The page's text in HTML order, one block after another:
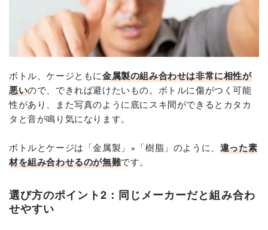
ボトル、ケージともに金属製の組み合わせは非常に相性が
悪いので、できれば避けたいもの。ボトルに傷がつく可能
性があり、また写真のように底にスキ間ができるとカタカ
タと音が鳴り気になります。
ボトルとケージは「金属製」×「樹脂」のように、 違った素
材を組み合わせるのが無難です。
選び方のポイント2：同じメーカーだと組み合わ
せやすい